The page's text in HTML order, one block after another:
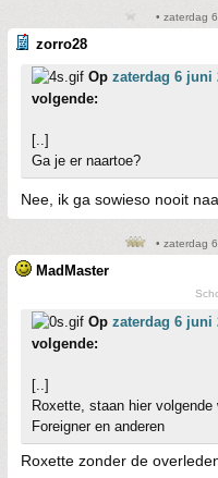
• zaterdag
zorro28
Op zaterdag 6 juni
volgende:
[..]
Ga je er naartoe?
Nee, ik ga sowieso nooit
• zaterdag
MadMaster
Op zaterdag 6 juni
volgende:
[..]
Roxette, staan hier
Foreigner en anderen
Roxette zonder de